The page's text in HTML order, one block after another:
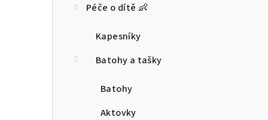
Péče o dítě 👶
Kapesníky
Batohy a tašky
Batohy
Aktovky